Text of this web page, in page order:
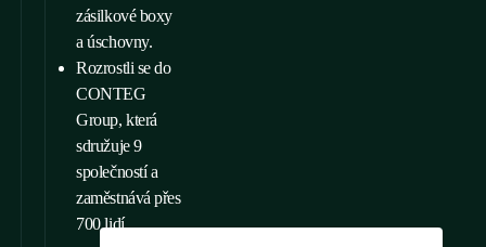
zásilkové boxy
a úschovny.
Rozrostli se do
CONTEG
Group, která
sdružuje 9
společností a
zaměstnává přes
700 lidí.